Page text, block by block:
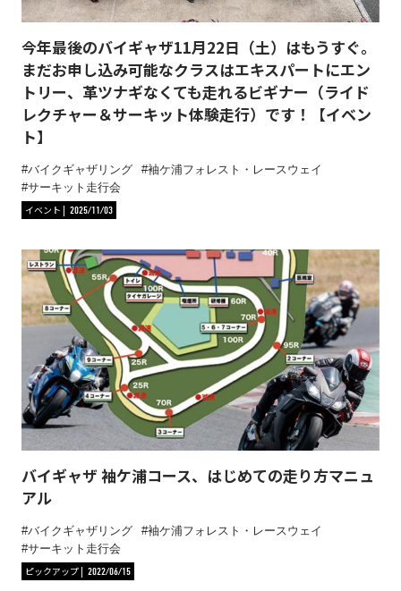
今年最後のバイギャザ11月22日（土）はもうすぐ。
まだお申し込み可能なクラスはエキスパートにエン
トリー、革ツナギなくても走れるビギナー（ライド
レクチャー＆サーキット体験走行）です！【イベン
ト】
バイクギャザリング
袖ケ浦フォレスト・レースウェイ
サーキット走行会
イベント
2025/11/03
バイギャザ 袖ケ浦コース、はじめての走り方マニュ
アル
バイクギャザリング
袖ケ浦フォレスト・レースウェイ
サーキット走行会
ピックアップ
2022/06/15